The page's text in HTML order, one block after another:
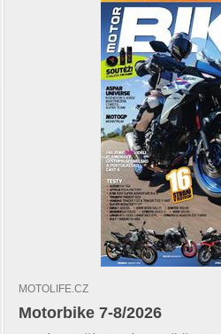
MOTOLIFE.CZ
Motorbike 7-8/2026